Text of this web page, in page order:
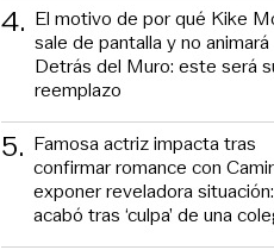
4. El motivo de por qué Kike
sale de pantalla y no animará
Detrás del Muro: este será
reemplazo
5. Famosa actriz impacta tras
confirmar romance con
exponer reveladora
acabó tras ‘culpa’ de una